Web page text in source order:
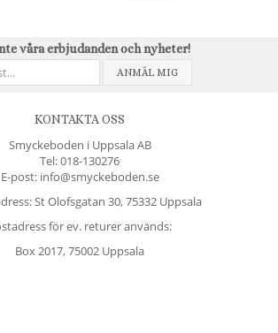
våra erbjudanden och nyheter!
ANMÄL MIG
KONTAKTA OSS
Smyckeboden i Uppsala AB
Tel:018-130276
E-post: info@smyckeboden.se
St Olofsgatan 30, 75332 Uppsala
för ev. returer används:
Box 2017, 75002 Uppsala